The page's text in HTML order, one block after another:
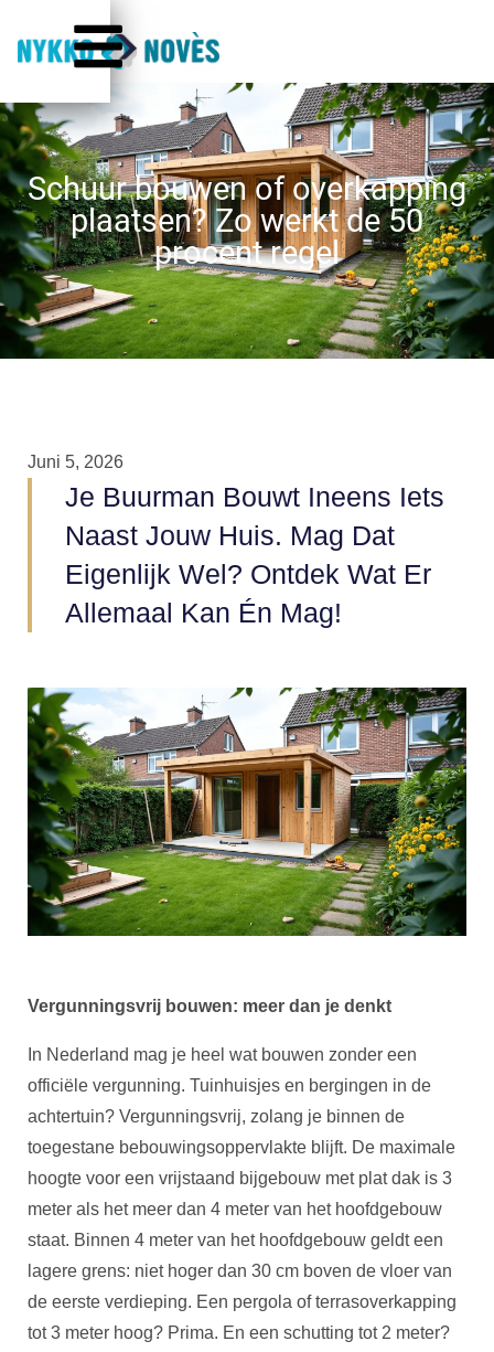
Schuur bouwen of overkapping
plaatsen? Zo werkt de 50
procent regel
Juni 5, 2026
Je Buurman Bouwt Ineens Iets
Naast Jouw Huis. Mag Dat
Eigenlijk Wel? Ontdek Wat Er
Allemaal Kan Én Mag!
Vergunningsvrij bouwen: meer dan je denkt
In Nederland mag je heel wat bouwen zonder een
officiële vergunning. Tuinhuisjes en bergingen in de
achtertuin? Vergunningsvrij, zolang je binnen de
toegestane bebouwingsoppervlakte blijft. De maximale
hoogte voor een vrijstaand bijgebouw met plat dak is 3
meter als het meer dan 4 meter van het hoofdgebouw
staat. Binnen 4 meter van het hoofdgebouw geldt een
lagere grens: niet hoger dan 30 cm boven de vloer van
de eerste verdieping. Een pergola of terrasoverkapping
tot 3 meter hoog? Prima. En een schutting tot 2 meter?